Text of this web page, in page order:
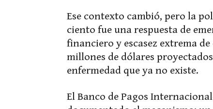
Ese contexto cambió, pero la
ciento fue una respuesta de
financiero y escasez extrema
millones de dólares
enfermedad que ya no existe.
El Banco de Pagos